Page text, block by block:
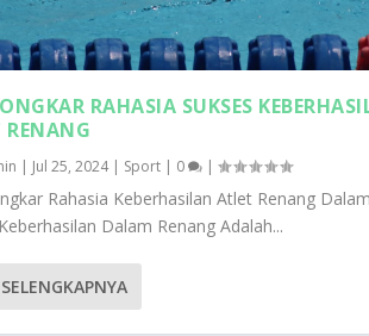
RAHASIA SUKSES
RENANG
| Jul 25, 2024| Sport | 0 |
Rahasia Keberhasilan Atlet Renang
Dalam Renang Adalah...